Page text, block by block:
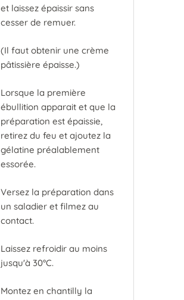
et laissez épaissir sans
cesser de remuer.
(Il faut obtenir une crème
pâtissière épaisse.)
Lorsque la première
ébullition apparait et que la
préparation est épaissie,
retirez du feu et ajoutez la
gélatine préalablement
essorée.
Versez la préparation dans
un saladier et filmez au
contact.
Laissez refroidir au moins
jusqu'à 30°C.
Montez en chantilly la